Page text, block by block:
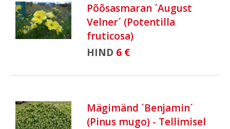
Põõsasmaran ´August
Velner´ (Potentilla
fruticosa)
HIND 6 €
Mägimänd ´Benjamin´
(Pinus mugo) - Tellimisel